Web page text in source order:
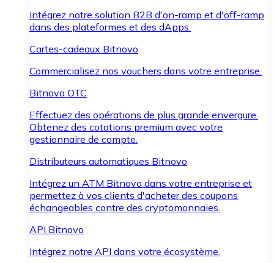
Intégrez notre solution B2B d'on-ramp et d'off-ramp
dans des plateformes et des dApps.
Cartes-cadeaux Bitnovo
Commercialisez nos vouchers dans votre entreprise.
Bitnovo OTC
Effectuez des opérations de plus grande envergure.
Obtenez des cotations premium avec votre
gestionnaire de compte.
Distributeurs automatiques Bitnovo
Intégrez un ATM Bitnovo dans votre entreprise et
permettez à vos clients d'acheter des coupons
échangeables contre des cryptomonnaies.
API Bitnovo
Intégrez notre API dans votre écosystème.